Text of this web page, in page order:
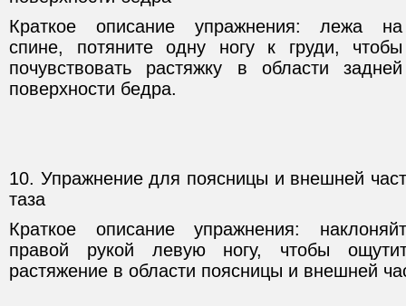
Краткое описание упражнения: лежа на
спине, потяните одну ногу к груди, чтобы
почувствовать растяжку в области задней
поверхности бедра.
10. Упражнение для поясницы и внешней
таза
Краткое описание упражнения:
правой рукой левую ногу, чтобы
растяжение в области поясницы и внешней